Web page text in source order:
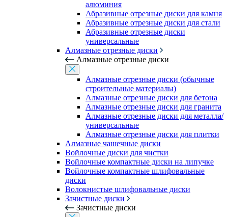
алюминия
Абразивные отрезные диски для камня
Абразивные отрезные диски для стали
Абразивные отрезные диски
универсальные
Алмазные отрезные диски
Алмазные отрезные диски
Алмазные отрезные диски (обычные
строительные материалы)
Алмазные отрезные диски для бетона
Алмазные отрезные диски для гранита
Алмазные отрезные диски для металла/
универсальные
Алмазные отрезные диски для плитки
Алмазные чашечные диски
Войлочные диски для чистки
Войлочные компактные диски на липучке
Войлочные компактные шлифовальные
диски
Волокнистые шлифовальные диски
Зачистные диски
Зачистные диски